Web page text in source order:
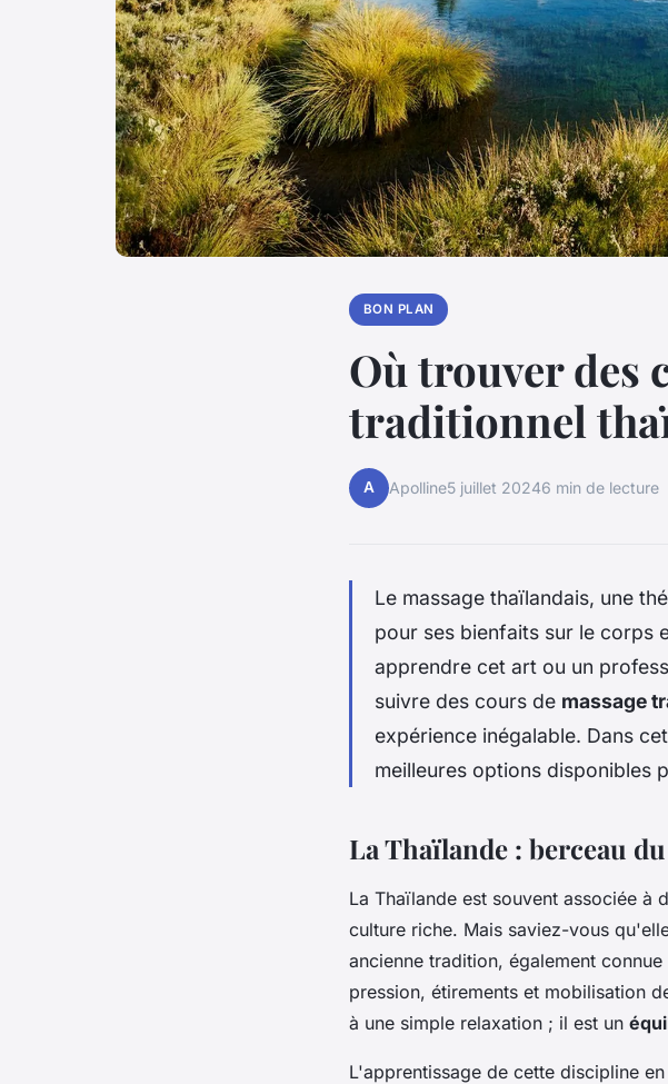
BON PLAN
Où trouver des
traditionnel
A Apolline5 juillet 20246 min de lecture
Le massage thaïlandais, une
pour ses bienfaits sur le corps
apprendre cet art ou un
suivre des cours de massage
expérience inégalable. Dans
meilleures options disponibles
La Thaïlande : berceau
La Thaïlande est souvent associée à
culture riche. Mais saviez-vous
ancienne tradition, également
pression, étirements et mobilisation
à une simple relaxation ; il est un
L'apprentissage de cette discipline